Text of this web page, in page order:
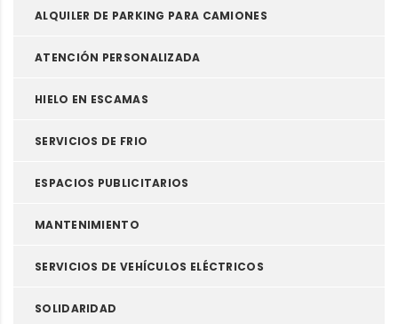
ALQUILER DE PARKING PARA CAMIONES
ATENCIÓN PERSONALIZADA
HIELO EN ESCAMAS
SERVICIOS DE FRIO
ESPACIOS PUBLICITARIOS
MANTENIMIENTO
SERVICIOS DE VEHÍCULOS ELÉCTRICOS
SOLIDARIDAD